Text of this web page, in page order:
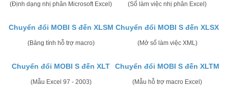
(Định dạng nhị phân Microsoft Excel) (Sổ làm việc nhị phân Excel)
Chuyển đổi MOBI S đến XLSM
(Bảng tính hỗ trợ macro)
Chuyển đổi MOBI S đến XLSX
(Mở sổ làm việc XML)
Chuyển đổi MOBI S đến XLT
(Mẫu Excel 97 - 2003)
Chuyển đổi MOBI S đến XLTM
(Mẫu hỗ trợ macro Excel)